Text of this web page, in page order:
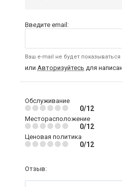
Введите email:
Ваш e-mail не будет показываться
или Авторизуйтесь для
Обслуживание
0/12
Месторасположение
0/12
Ценовая политика
0/12
Отзыв: